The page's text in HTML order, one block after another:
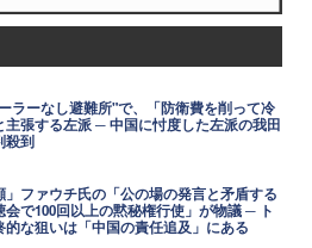
ラーなし避難所"で、「防衛費を削って冷
主張する左派 ─ 中国に忖度した左派の我田
殺到
」ファウチ氏の「公の場の発言と矛盾する
会で100回以上の黙秘権行使」が物議 ─ ト
的な狙いは「中国の責任追及」にある